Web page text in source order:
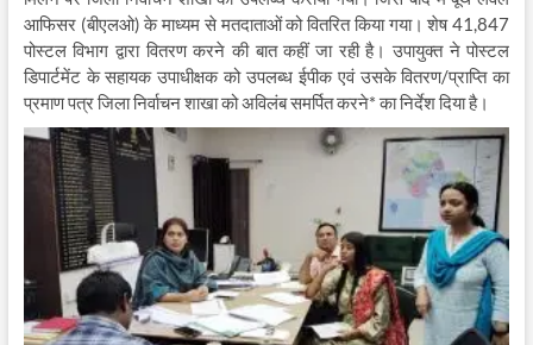
आफिसर (बीएलओ) के माध्यम से मतदाताओं को वितरित किया गया। शेष 41,847
पोस्टल विभाग द्वारा वितरण करने की बात कहीं जा रही है। उपायुक्त ने पोस्टल
डिपार्टमेंट के सहायक उपाधीक्षक को उपलब्ध ईपीक एवं उसके वितरण/प्राप्ति का
प्रमाण पत्र जिला निर्वाचन शाखा को अविलंब समर्पित करने* का निर्देश दिया है।